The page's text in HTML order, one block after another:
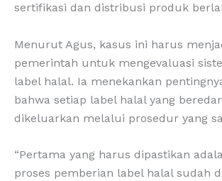
sertifikasi dan distribusi produk
Menurut Agus, kasus ini harus
pemerintah untuk mengevaluasi
label halal. Ia menekankan
bahwa setiap label halal yang
dikeluarkan melalui prosedur yang
“Pertama yang harus dipastikan
proses pemberian label halal sudah